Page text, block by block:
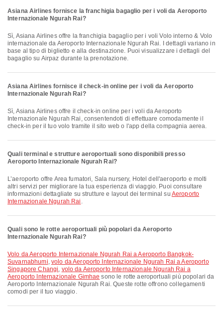
Asiana Airlines fornisce la franchigia bagaglio per i voli da Aeroporto
Internazionale Ngurah Rai?
Sì, Asiana Airlines offre la franchigia bagaglio per i voli Volo interno & Volo
internazionale da Aeroporto Internazionale Ngurah Rai. I dettagli variano in
base al tipo di biglietto e alla destinazione. Puoi visualizzare i dettagli del
bagaglio su Airpaz durante la prenotazione.
Asiana Airlines fornisce il check-in online per i voli da Aeroporto
Internazionale Ngurah Rai?
Sì, Asiana Airlines offre il check-in online per i voli da Aeroporto
Internazionale Ngurah Rai, consentendoti di effettuare comodamente il
check-in per il tuo volo tramite il sito web o l'app della compagnia aerea.
Quali terminal e strutture aeroportuali sono disponibili presso
Aeroporto Internazionale Ngurah Rai?
L’aeroporto offre Area fumatori, Sala nursery, Hotel dell'aeroporto e molti
altri servizi per migliorare la tua esperienza di viaggio. Puoi consultare
informazioni dettagliate su strutture e layout dei terminal su Aeroporto
Internazionale Ngurah Rai .
Quali sono le rotte aeroportuali più popolari da Aeroporto
Internazionale Ngurah Rai?
volo da Aeroporto Internazionale Ngurah Rai a Aeroporto Bangkok-
Suvarnabhumi, volo da Aeroporto Internazionale Ngurah Rai a Aeroporto
Singapore Changi, volo da Aeroporto Internazionale Ngurah Rai a
Aeroporto Internazionale Gimhae sono le rotte aeroportuali più popolari da
Aeroporto Internazionale Ngurah Rai. Queste rotte offrono collegamenti
comodi per il tuo viaggio.